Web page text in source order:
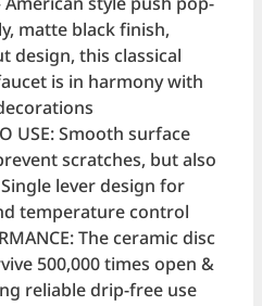
matte black finish,
design, this classical
is in harmony with
USE: Smooth surface
scratches, but also
lever design for
temperature control
The ceramic disc
500,000 times open &
reliable drip-free use